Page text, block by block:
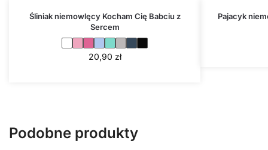
Śliniak niemowlęcy Kocham Cię Babciu z
Sercem
20,90 zł
Pajacyk
Podobne produkty